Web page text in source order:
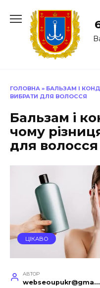
до
ГОЛОВНА » БАЛЬЗАМ І
ВИБРАТИ ДЛЯ ВОЛОССЯ
Бальзам і
чому
для волосся
ЦІКАВО
АВТОР
webseoupukr@gmail.com